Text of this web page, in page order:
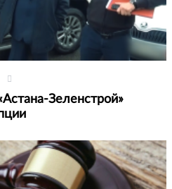
Зеленстрой»